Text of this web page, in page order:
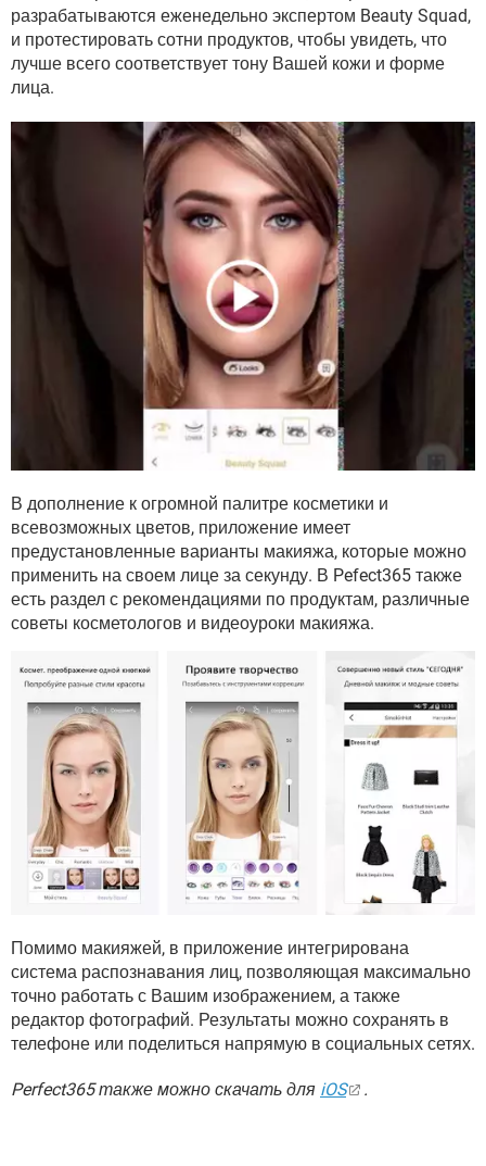
ВИДЕО
YANDEX
разрабатываются еженедельно экспертом Beauty Squad,
и протестировать сотни продуктов, чтобы увидеть, что
лучше всего соответствует тону Вашей кожи и форме
лица.
В дополнение к огромной палитре косметики и
всевозможных цветов, приложение имеет
предустановленные варианты макияжа, которые можно
применить на своем лице за секунду. В Pefect365 также
есть раздел с рекомендациями по продуктам, различные
советы косметологов и видеоуроки макияжа.
Помимо макияжей, в приложение интегрирована
система распознавания лиц, позволяющая максимально
точно работать с Вашим изображением, а также
редактор фотографий. Результаты можно сохранять в
телефоне или поделиться напрямую в социальных сетях.
Perfect365 также можно скачать для iOS .